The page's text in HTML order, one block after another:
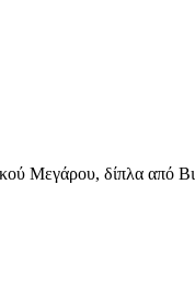
Μεγάρου, δίπλα από